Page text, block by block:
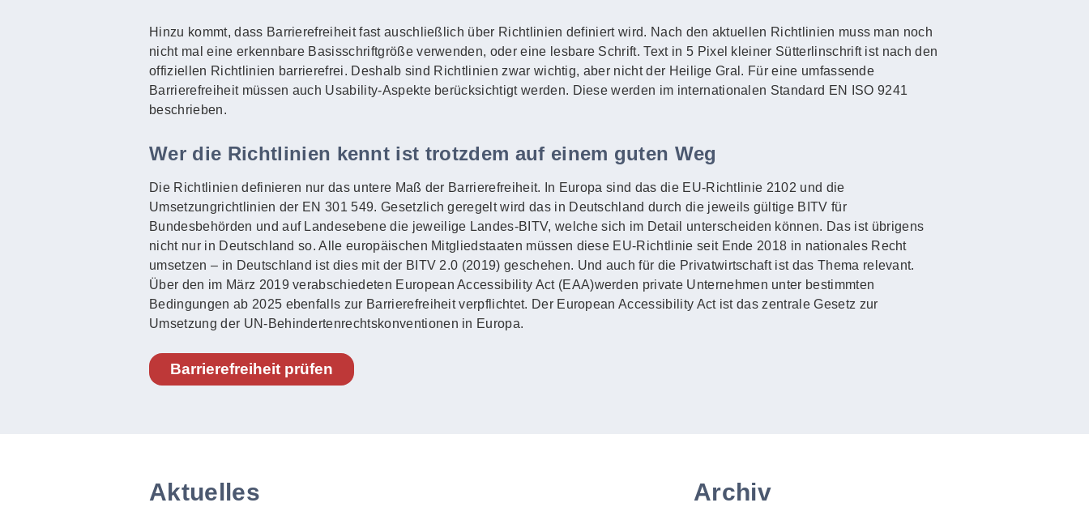
Hinzu kommt, dass Barrierefreiheit fast auschließlich über Richtlinien definiert wird. Nach den aktuellen Richtlinien muss man noch
nicht mal eine erkennbare Basisschriftgröße verwenden, oder eine lesbare Schrift. Text in 5 Pixel kleiner Sütterlinschrift ist nach den
offiziellen Richtlinien barrierefrei. Deshalb sind Richtlinien zwar wichtig, aber nicht der Heilige Gral. Für eine umfassende
Barrierefreiheit müssen auch Usability-Aspekte berücksichtigt werden. Diese werden im internationalen Standard EN ISO 9241
beschrieben.
Wer die Richtlinien kennt ist trotzdem auf einem guten Weg
Die Richtlinien definieren nur das untere Maß der Barrierefreiheit. In Europa sind das die EU-Richtlinie 2102 und die
Umsetzungrichtlinien der EN 301 549. Gesetzlich geregelt wird das in Deutschland durch die jeweils gültige BITV für
Bundesbehörden und auf Landesebene die jeweilige Landes-BITV, welche sich im Detail unterscheiden können. Das ist übrigens
nicht nur in Deutschland so. Alle europäischen Mitgliedstaaten müssen diese EU-Richtlinie seit Ende 2018 in nationales Recht
umsetzen – in Deutschland ist dies mit der BITV 2.0 (2019) geschehen. Und auch für die Privatwirtschaft ist das Thema relevant.
Über den im März 2019 verabschiedeten European Accessibility Act (EAA)werden private Unternehmen unter bestimmten
Bedingungen ab 2025 ebenfalls zur Barrierefreiheit verpflichtet. Der European Accessibility Act ist das zentrale Gesetz zur
Umsetzung der UN-Behindertenrechtskonventionen in Europa.
Barrierefreiheit prüfen
Aktuelles Archiv